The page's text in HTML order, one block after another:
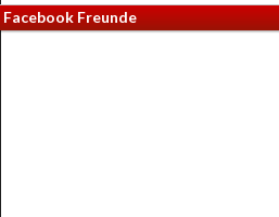
Facebook Freunde